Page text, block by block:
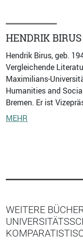
HENDRIK BIRUS
Hendrik Birus, geb.
Vergleichende
Maximilians-
Humanities and
Bremen. Er ist
MEHR
WEITERE